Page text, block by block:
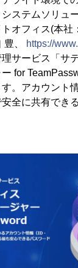
ステムソリュ
オフィス(本社
豊、
https://
サービス「サ
for
。アカウント
全に共有でき